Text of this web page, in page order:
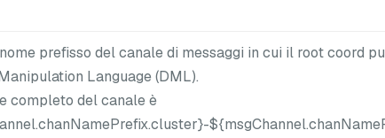
prefisso del canale di messaggi in cui il root coord
Language (DML).
completo del canale è